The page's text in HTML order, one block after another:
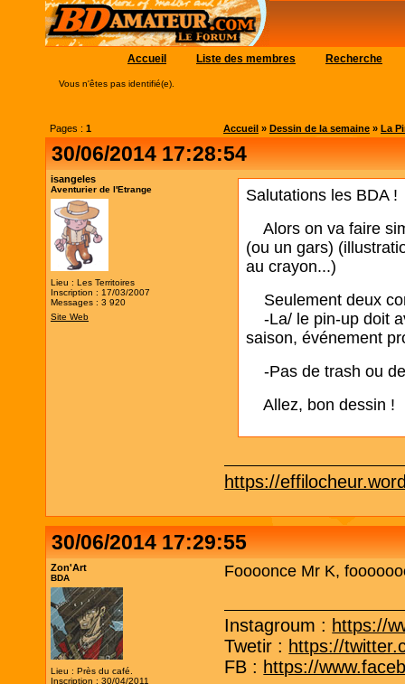
Accueil Liste des membres Recherche
Vous n'êtes pas identifié(e).
Pages : 1 Accueil » Dessin de la semaine » La
30/06/2014 17:28:54
isangeles
Aventurier de l'Etrange
Lieu : Les Territoires
Inscription : 17/03/2007
Messages : 3 920
Site Web
Salutations les BDA !
Alors on va faire
(ou un gars)
au crayon...)
Seulement deux
-La/ le pin-up doit
saison, événement
-Pas de trash ou
Allez, bon dessin !
https://
30/06/2014 17:29:55
Zon'Art
BDA
Lieu : Près du café.
Inscription : 30/04/2011
Foooonce Mr K,
Instagroum : https://
Twetir : https://
FB : https://